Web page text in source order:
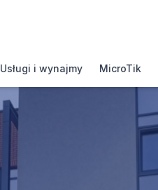
Usługi i wynajmy MicroTik